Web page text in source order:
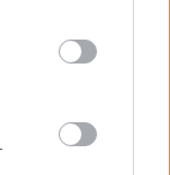
below Google